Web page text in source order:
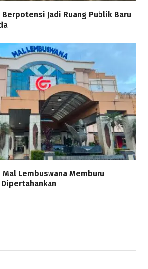
Jadi Ruang Publik Baru
Mal Lembuswana Memburu